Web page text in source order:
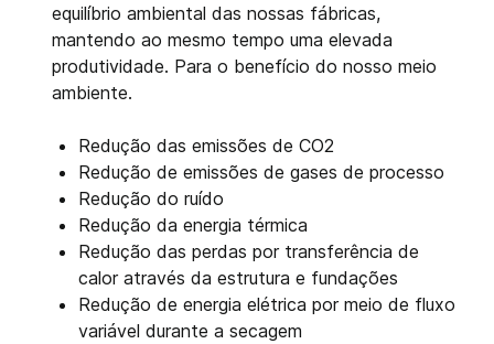
equilíbrio ambiental das nossas fábricas,
mantendo ao mesmo tempo uma elevada
produtividade. Para o benefício do nosso meio
ambiente.
Redução das emissões de CO2
Redução de emissões de gases de processo
Redução do ruído
Redução da energia térmica
Redução das perdas por transferência de
calor através da estrutura e fundações
Redução de energia elétrica por meio de fluxo
variável durante a secagem